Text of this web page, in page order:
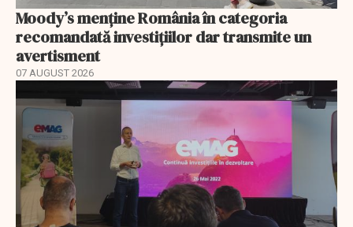
Moody’s menține România în categoria
recomandată investițiilor dar transmite un
avertisment
07 AUGUST 2026